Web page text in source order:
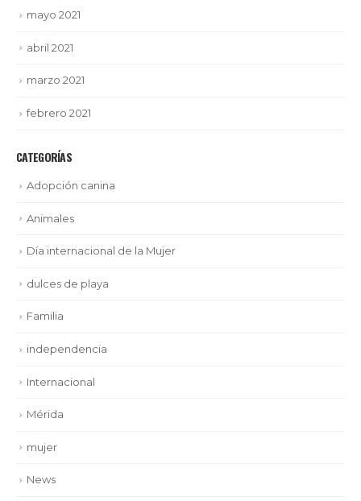
mayo 2021
abril 2021
marzo 2021
febrero 2021
CATEGORÍAS
Adopción canina
Animales
Día internacional de la Mujer
dulces de playa
Familia
independencia
Internacional
Mérida
mujer
News